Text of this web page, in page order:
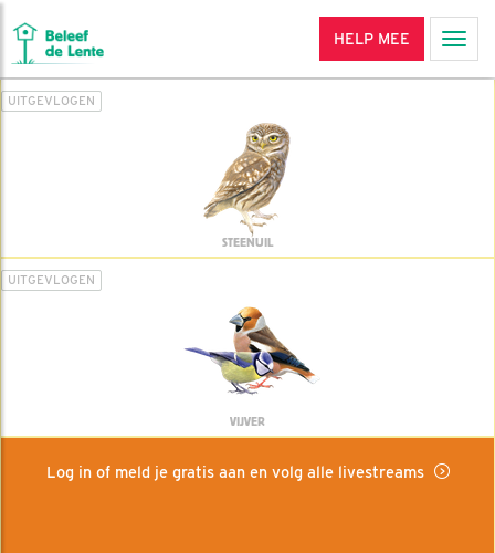
HELP MEE
UITGEVLOGEN
STEENUIL
UITGEVLOGEN
VIJVER
Log in of meld je gratis aan en volg alle livestreams